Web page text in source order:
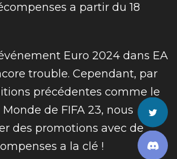
a partir du 18
Euro 2024 dans EA
trouble. Cependant, par
précédentes comme le
de FIFA 23, nous
des promotions avec de
a la clé !